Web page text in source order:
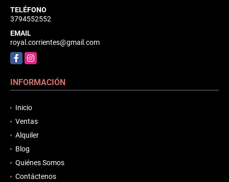
TELÉFONO
3794552552
EMAIL
royal.corrientes@gmail.com
FacebookInstagram
INFORMACIÓN
Inicio
Ventas
Alquiler
Blog
Quiénes Somos
Contáctenos